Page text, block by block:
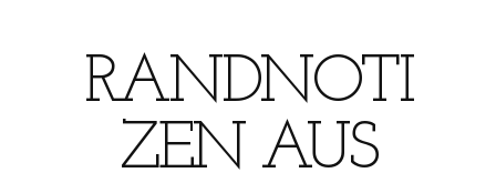
RANDNOTI
ZEN AUS